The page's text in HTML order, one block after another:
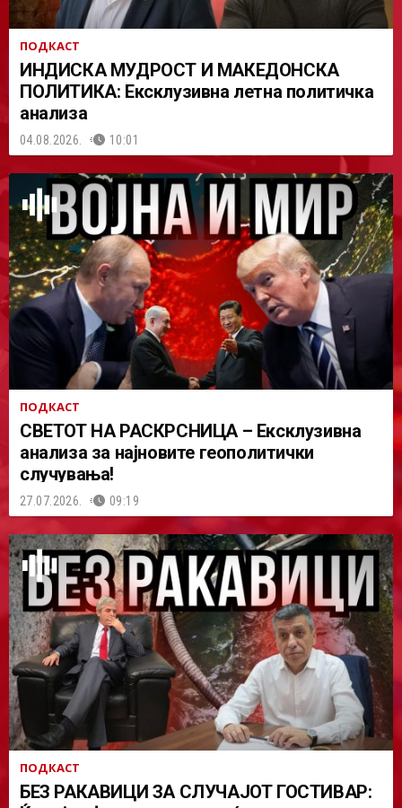
ПОДКАСТ
ИНДИСКА МУДРОСТ И МАКЕДОНСКА
ПОЛИТИКА: Ексклузивна летна политичка
анализа
04.08.2026. 10:01
ПОДКАСТ
СВЕТОТ НА РАСКРСНИЦА – Ексклузивна
анализа за најновите геополитички
случувања!
27.07.2026. 09:19
ПОДКАСТ
БЕЗ РАКАВИЦИ ЗА СЛУЧАЈОТ ГОСТИВАР: